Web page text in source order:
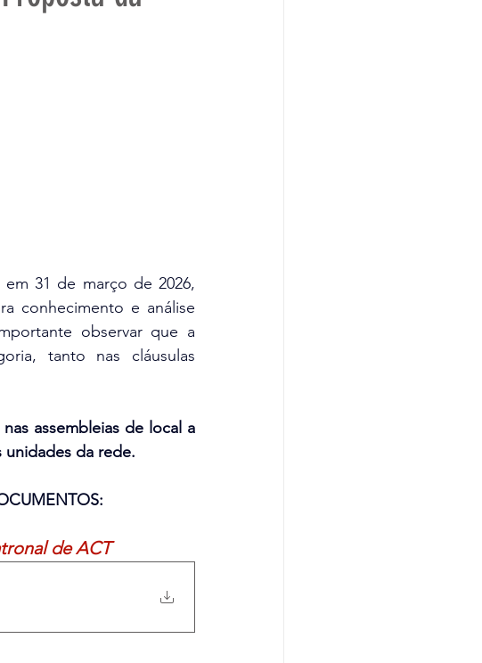
31 de março de 2026,
conhecimento e análise
observar que a
tanto nas cláusulas
assembleias de local a
unidades da rede.
de ACT